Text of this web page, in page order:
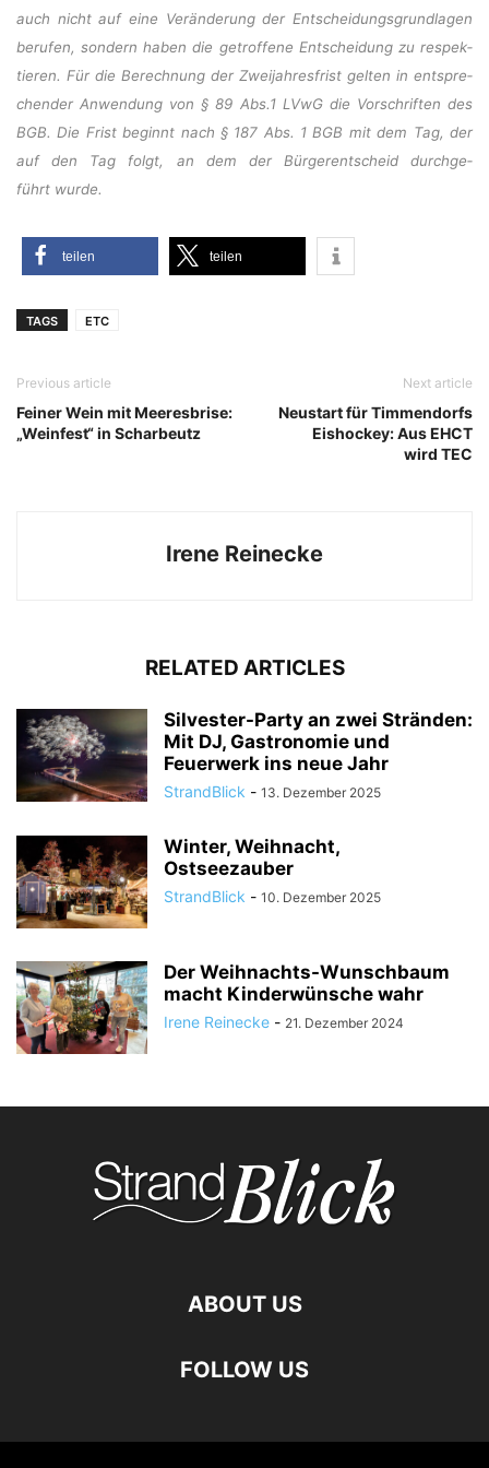
auch nicht auf eine Ver­än­de­rung der Ent­schei­dungs­grund­la­gen
beru­fen, son­dern haben die getrof­fe­ne Ent­schei­dung zu respek­
tie­ren. Für die Berech­nung der Zwei­jah­res­frist gel­ten in ent­spre­
chen­der Anwen­dung von § 89 Abs.1 LVwG die Vor­schrif­ten des
BGB. Die Frist beginnt nach § 187 Abs. 1 BGB mit dem Tag, der
auf den Tag folgt, an dem der Bür­ger­ent­scheid durch­ge­
führt wurde.
tei­len tei­len
TAGS ETC
Previous article
Feiner Wein mit Meeresbrise:
„Weinfest“ in Scharbeutz
Next article
Neustart für Timmendorfs
Eishockey: Aus EHCT
wird TEC
Irene Reinecke
RELATED ARTICLES
Silvester-Party an zwei Stränden:
Mit DJ, Gastronomie und
Feuerwerk ins neue Jahr
StrandBlick - 13. Dezember 2025
Winter, Weihnacht,
Ostseezauber
StrandBlick - 10. Dezember 2025
Der Weihnachts-Wunschbaum
macht Kinderwünsche wahr
Irene Reinecke - 21. Dezember 2024
ABOUT US
FOLLOW US